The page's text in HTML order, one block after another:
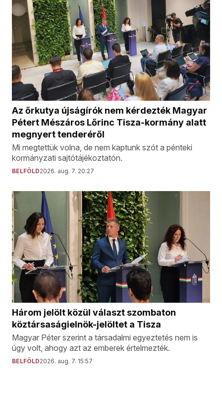
Az őrkutya újságírók nem kérdezték Magyar
Pétert Mészáros Lőrinc Tisza-kormány alatt
megnyert tenderéről
Mi megtettük volna, de nem kaptunk szót a pénteki
kormányzati sajtótájékoztatón.
BELFÖLD2026. aug. 7. 20:27
Három jelölt közül választ szombaton
köztársaságielnök-jelöltet a Tisza
Magyar Péter szerint a társadalmi egyeztetés nem is
úgy volt, ahogy azt az emberek értelmezték.
BELFÖLD2026. aug. 7. 15:57